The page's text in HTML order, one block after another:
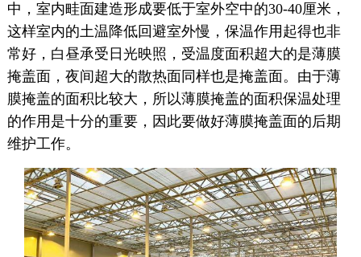
中，室内畦面建造形成要低于室外空中的30-40厘米，
这样室内的土温降低回避室外慢，保温作用起得也非
常好，白昼承受日光映照，受温度面积超大的是薄膜
掩盖面，夜间超大的散热面同样也是掩盖面。由于薄
膜掩盖的面积比较大，所以薄膜掩盖的面积保温处理
的作用是十分的重要，因此要做好薄膜掩盖面的后期
维护工作。